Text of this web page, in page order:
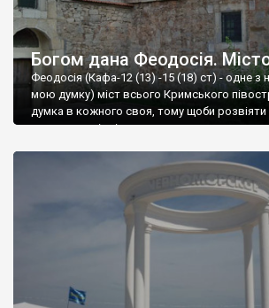
Богом дана Феодосія.
Феодосія (Кафа-12 (13) -15 (18) ст) - одне з
мою думку) міст всього Кримського
думка в кожного своя, тому щоби розвіяти
запрошую відвідати це